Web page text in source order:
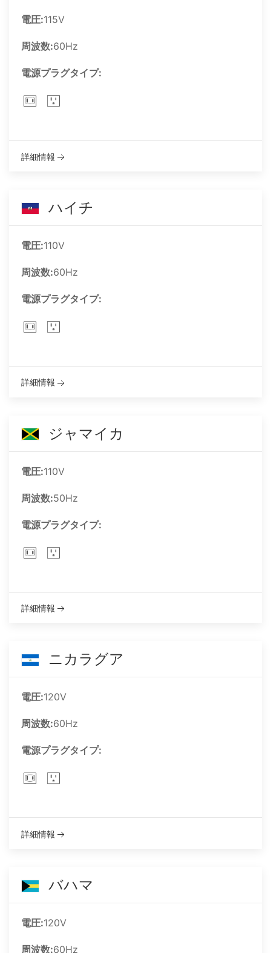
電圧:115V
周波数:60Hz
電源プラグタイプ:
詳細情報
ハイチ
電圧:110V
周波数:60Hz
電源プラグタイプ:
詳細情報
ジャマイカ
電圧:110V
周波数:50Hz
電源プラグタイプ:
詳細情報
ニカラグア
電圧:120V
周波数:60Hz
電源プラグタイプ:
詳細情報
バハマ
電圧:120V
周波数:60Hz